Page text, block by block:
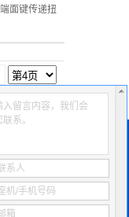
面键传递扭
入留言内容，我们会
系。
系人
机/手机号码
箱